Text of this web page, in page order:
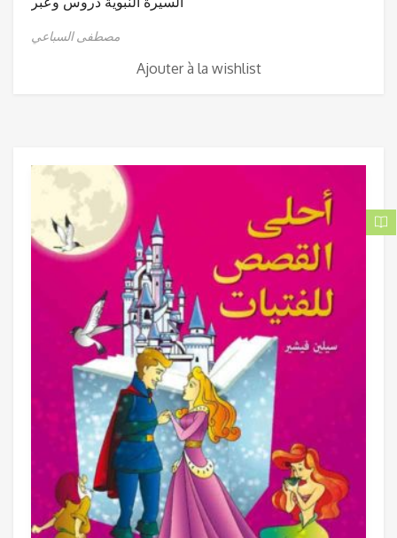
مصطفى السباعي
Ajouter à la wishlist